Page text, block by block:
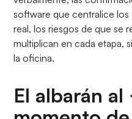
software que centralice
real, los riesgos de que se
multiplican en cada etapa,
la oficina.
El albarán